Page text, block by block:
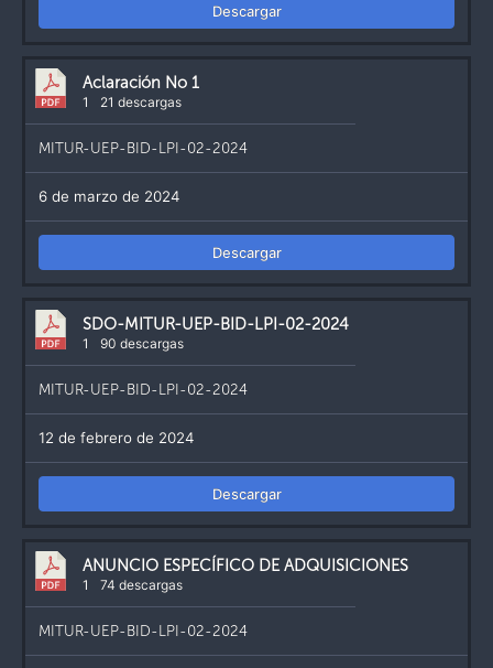
Descargar
Aclaración No 1
1 21 descargas
MITUR-UEP-BID-LPI-02-2024
6 de marzo de 2024
Descargar
SDO-MITUR-UEP-BID-LPI-02-2024
1 90 descargas
MITUR-UEP-BID-LPI-02-2024
12 de febrero de 2024
Descargar
ANUNCIO ESPECÍFICO DE ADQUISICIONES
1 74 descargas
MITUR-UEP-BID-LPI-02-2024